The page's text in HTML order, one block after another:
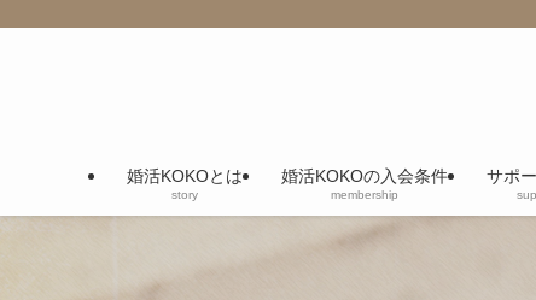
婚活KOKOとは
story
婚活KOKOの入会条件
membership
サポ